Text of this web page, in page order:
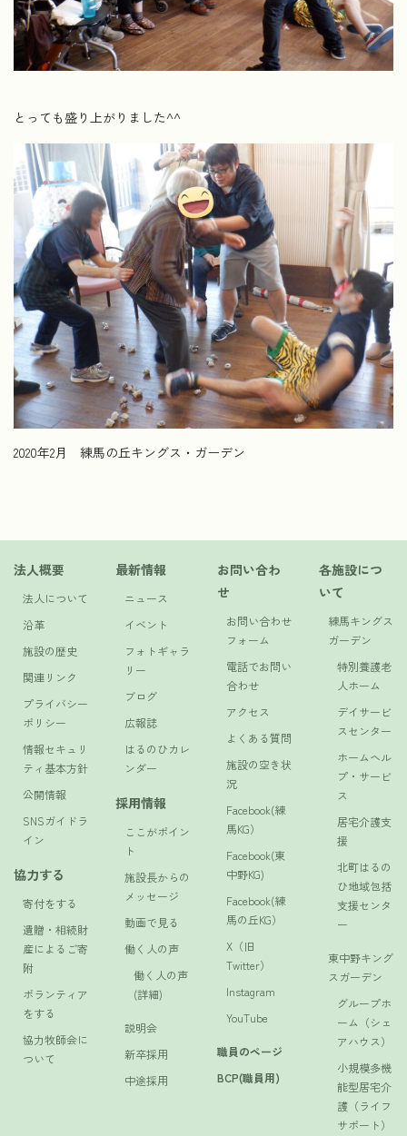
とっても盛り上がりました^^
2020年2月 練馬の丘キングス・ガーデン
法人概要
法人について
沿革
施設の歴史
関連リンク
プライバシー
ポリシー
情報セキュリ
ティ基本方針
公開情報
SNSガイドラ
イン
協力する
寄付をする
遺贈・相続財
産によるご寄
附
ボランティア
をする
協力牧師会に
ついて
最新情報
ニュース
イベント
フォトギャラ
リー
ブログ
広報誌
はるのひカレ
ンダー
採用情報
ここがポイン
ト
施設長からの
メッセージ
動画で見る
働く人の声
働く人の声
(詳細)
説明会
新卒採用
中途採用
お問い合わ
せ
お問い合わせ
フォーム
電話でお問い
合わせ
アクセス
よくある質問
施設の空き状
況
Facebook(練
馬KG）
Facebook(東
中野KG)
Facebook(練
馬の丘KG）
X（旧
Twitter）
Instagram
YouTube
職員のページ
BCP(職員用)
各施設につ
いて
練馬キングス
ガーデン
特別養護老
人ホーム
デイサービ
スセンター
ホームヘル
プ・サービ
ス
居宅介護支
援
北町はるの
ひ地域包括
支援センタ
ー
東中野キング
スガーデン
グループホ
ーム（シェ
アハウス）
小規模多機
能型居宅介
護（ライフ
サポート）